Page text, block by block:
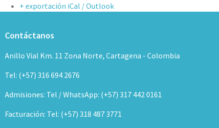
+ exportación iCal / Outlook
Contáctanos
Anillo Vial Km. 11 Zona Norte, Cartagena - Colombia
Tel: (+57) 316 694 2676
Admisiones: Tel / WhatsApp: (+57) 317 442 0161
Facturación: Tel: (+57) 318 487 3771